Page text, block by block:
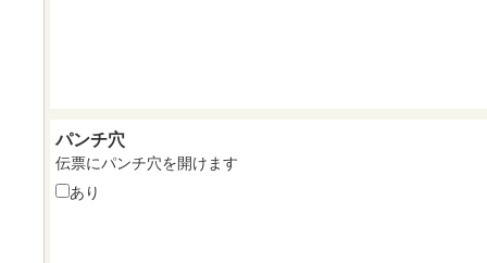
パンチ穴
伝票にパンチ穴を開けます
あり